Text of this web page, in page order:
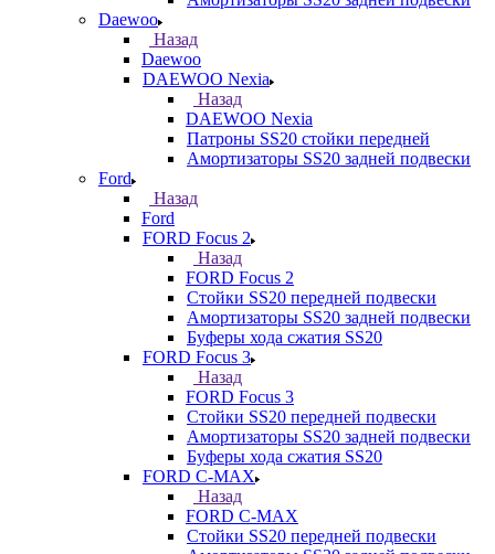
Daewoo
Назад
Daewoo
DAEWOO Nexia
Назад
DAEWOO Nexia
Патроны SS20 стойки передней
Амортизаторы SS20 задней подвески
Ford
Назад
Ford
FORD Focus 2
Назад
FORD Focus 2
Стойки SS20 передней подвески
Амортизаторы SS20 задней подвески
Буферы хода сжатия SS20
FORD Focus 3
Назад
FORD Focus 3
Стойки SS20 передней подвески
Амортизаторы SS20 задней подвески
Буферы хода сжатия SS20
FORD С-MAX
Назад
FORD С-MAX
Стойки SS20 передней подвески